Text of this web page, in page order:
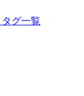
タグ一覧